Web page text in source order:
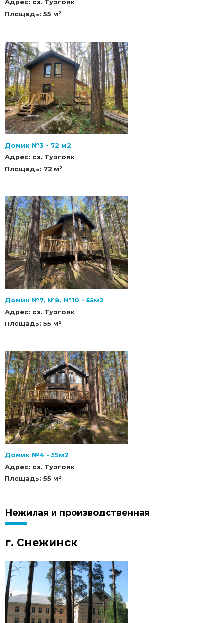
Партнеры
Избранное
Адрес: оз. Тургояк
Площадь: 55 м²
Домик №3 - 72 м2
Адрес: оз. Тургояк
Площадь: 72 м²
Домик №7, №8, №10 - 55м2
Адрес: оз. Тургояк
Площадь: 55 м²
Домик №4 - 55м2
Адрес: оз. Тургояк
Площадь: 55 м²
Нежилая и производственная
г. Снежинск